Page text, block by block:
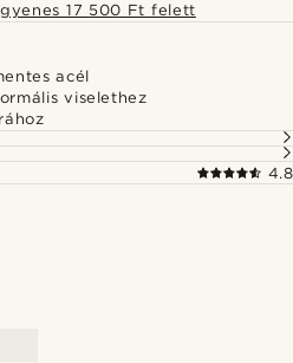
költség 1395 Ft - ingyenes 17 500 Ft felett
acél
viselethez
4.8